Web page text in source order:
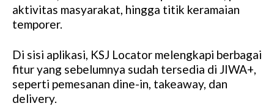
aktivitas masyarakat, hingga titik keramaian
temporer.
Di sisi aplikasi, KSJ Locator melengkapi berbagai
fitur yang sebelumnya sudah tersedia di JIWA+,
seperti pemesanan dine-in, takeaway, dan
delivery.